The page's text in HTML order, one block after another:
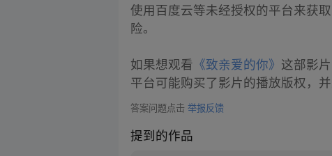
使用百度云等未经授权的平台来获
险。
如果想观看 《致亲爱的你》 这部影
平台可能购买了影片的播放版权，
答案问题点击举报反馈
提到的作品